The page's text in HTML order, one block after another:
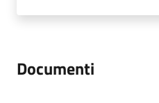
Documenti